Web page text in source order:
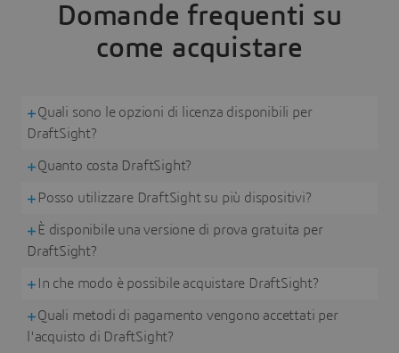
Domande frequenti su
come acquistare
Quali sono le opzioni di licenza disponibili per
DraftSight?
Quanto costa DraftSight?
Posso utilizzare DraftSight su più dispositivi?
È disponibile una versione di prova gratuita per
DraftSight?
In che modo è possibile acquistare DraftSight?
Quali metodi di pagamento vengono accettati per
l'acquisto di DraftSight?